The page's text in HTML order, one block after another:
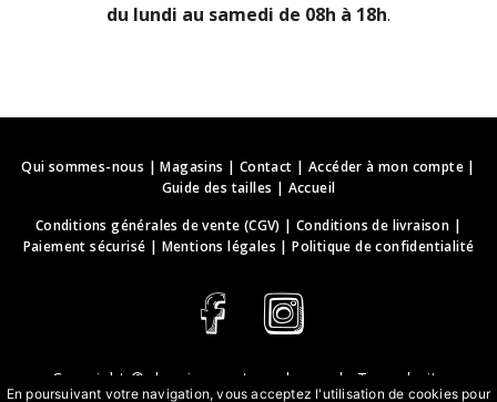
du lundi au samedi de 08h à 18h.
Qui sommes-nous |Magasins | Contact | Accéder à mon compte|
Guide des tailles | Accueil
Conditions générales de vente (CGV) |Conditions de livraison |
Paiement sécurisé | Mentions légales |Politique de confidentialité
Copyright © deguisements-cadeaux.ch
. Tous droits
En poursuivant votre navigation, vous acceptez l'utilisation de cookies pour